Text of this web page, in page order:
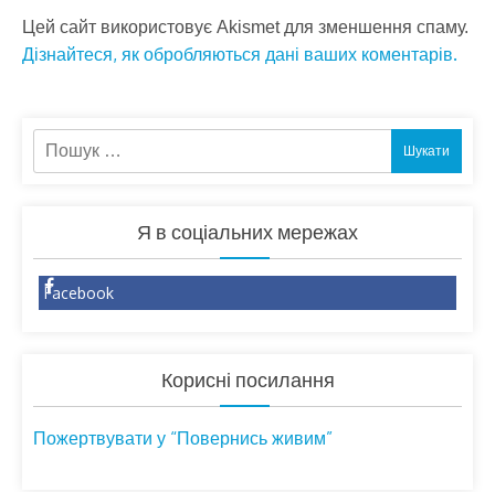
Цей сайт використовує Akismet для зменшення спаму.
Дізнайтеся, як обробляються дані ваших коментарів.
Пошук:
Я в соціальних мережах
Facebook
Корисні посилання
Пожертвувати у “Повернись живим”